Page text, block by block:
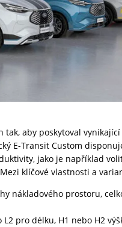
aby poskytoval
E-Transit Custom
jako je například
klíčové vlastnosti a
nákladového prostoru,
pro délku, H1 nebo H2